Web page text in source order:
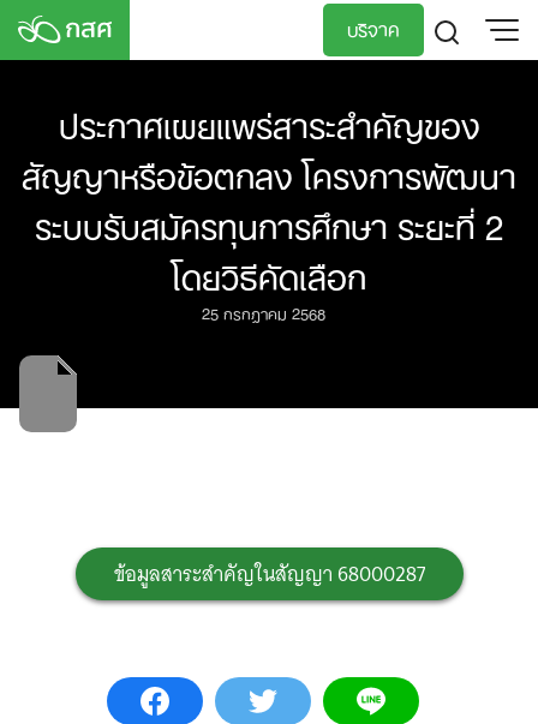
Skip
บริจาค
ประกาศเผยแพร่สาระสำคัญของ
สัญญาหรือข้อตกลง โครงการพัฒนา
ระบบรับสมัครทุนการศึกษา ระยะที่ 2
โดยวิธีคัดเลือก
25 กรกฎาคม 2568
ข้อมูลสาระสำคัญในสัญญา 68000287